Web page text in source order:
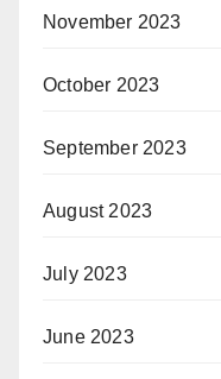
November 2023
October 2023
September 2023
August 2023
July 2023
June 2023